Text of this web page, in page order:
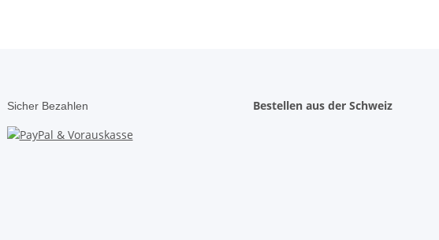
Sicher Bezahlen Bestellen aus der Schweiz